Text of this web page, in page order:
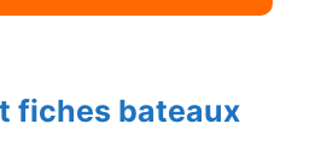
fiches bateaux